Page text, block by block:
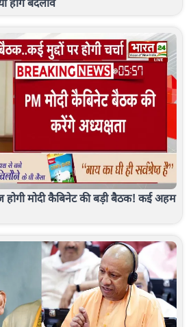
मोदी कैबिनेट की बड़ी बैठक! कई अहम